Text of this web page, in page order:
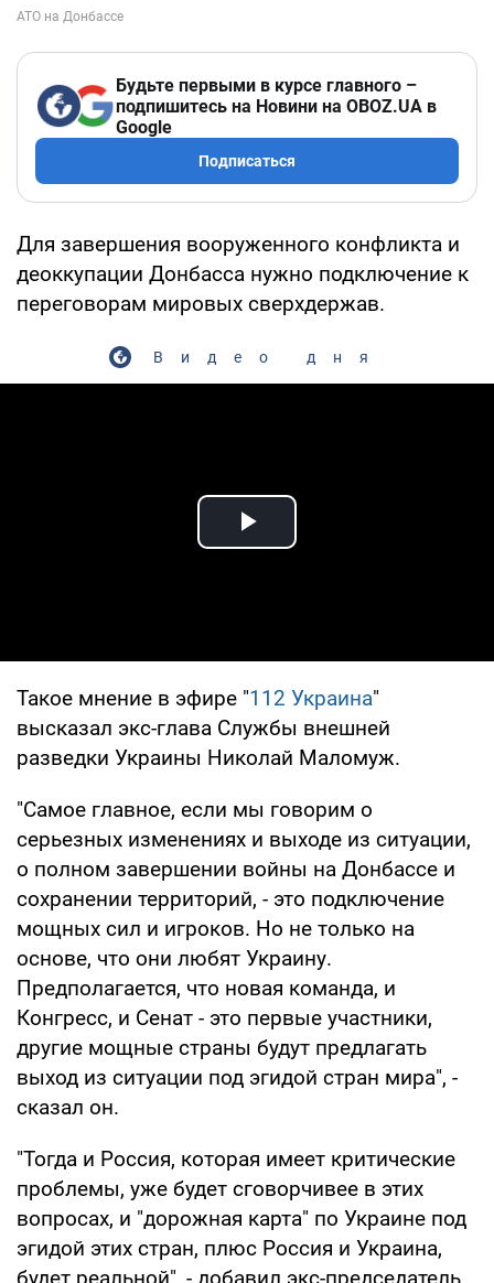
Будьте первыми в курсе главного –
подпишитесь на Новини на OBOZ.UA в
Google
Подписаться
Для завершения вооруженного конфликта и
деоккупации Донбасса нужно подключение к
переговорам мировых сверхдержав.
Видео дня
Play Video
Такое мнение в эфире "112 Украина"
высказал экс-глава Службы внешней
разведки Украины Николай Маломуж.
"Самое главное, если мы говорим о
серьезных изменениях и выходе из ситуации,
о полном завершении войны на Донбассе и
сохранении территорий, - это подключение
мощных сил и игроков. Но не только на
основе, что они любят Украину.
Предполагается, что новая команда, и
Конгресс, и Сенат - это первые участники,
другие мощные страны будут предлагать
выход из ситуации под эгидой стран мира", -
сказал он.
"Тогда и Россия, которая имеет критические
проблемы, уже будет сговорчивее в этих
вопросах, и "дорожная карта" по Украине под
эгидой этих стран, плюс Россия и Украина,
будет реальной", - добавил экс-председатель